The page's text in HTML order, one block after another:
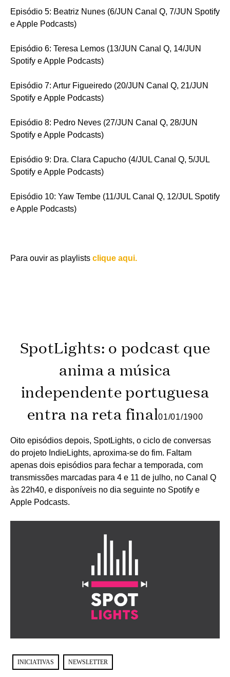
Episódio 5: Beatriz Nunes (6/JUN Canal Q, 7/JUN Spotify
e Apple Podcasts)
Episódio 6: Teresa Lemos (13/JUN Canal Q, 14/JUN
Spotify e Apple Podcasts)
Episódio 7: Artur Figueiredo (20/JUN Canal Q, 21/JUN
Spotify e Apple Podcasts)
Episódio 8: Pedro Neves (27/JUN Canal Q, 28/JUN
Spotify e Apple Podcasts)
Episódio 9: Dra. Clara Capucho (4/JUL Canal Q, 5/JUL
Spotify e Apple Podcasts)
Episódio 10: Yaw Tembe (11/JUL Canal Q, 12/JUL Spotify
e Apple Podcasts)
Para ouvir as playlists clique aqui.
SpotLights: o podcast que
anima a música
independente portuguesa
entra na reta final01/01/1900
Oito episódios depois, SpotLights, o ciclo de conversas
do projeto IndieLights, aproxima-se do fim. Faltam
apenas dois episódios para fechar a temporada, com
transmissões marcadas para 4 e 11 de julho, no Canal Q
às 22h40, e disponíveis no dia seguinte no Spotify e
Apple Podcasts.
INICIATIVAS NEWSLETTER